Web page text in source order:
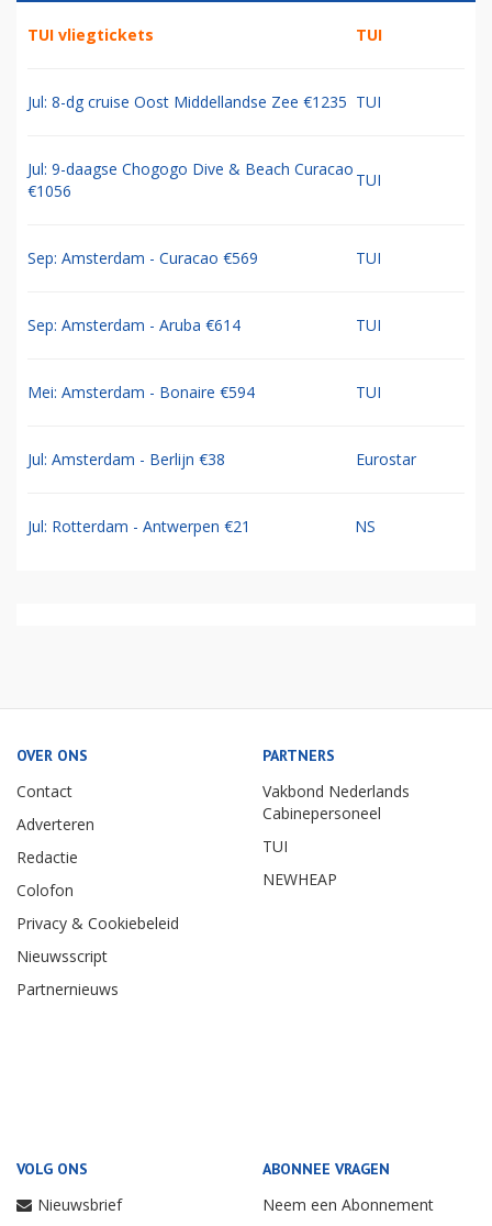
TUI vliegtickets TUI
Jul: 8-dg cruise Oost Middellandse Zee €1235 TUI
Jul: 9-daagse Chogogo Dive & Beach Curacao
€1056
TUI
Sep: Amsterdam - Curacao €569 TUI
Sep: Amsterdam - Aruba €614 TUI
Mei: Amsterdam - Bonaire €594 TUI
Jul: Amsterdam - Berlijn €38 Eurostar
Jul: Rotterdam - Antwerpen €21 NS
OVER ONS
Contact
Adverteren
Redactie
Colofon
Privacy & Cookiebeleid
Nieuwsscript
Partnernieuws
PARTNERS
Vakbond Nederlands
Cabinepersoneel
TUI
NEWHEAP
VOLG ONS
Nieuwsbrief
ABONNEE VRAGEN
Neem een Abonnement